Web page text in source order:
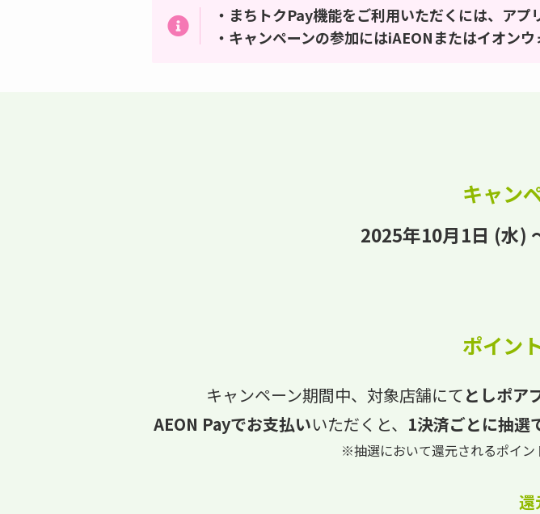
・まちトクPay機能をご利用いただくには、アプ
・キャンペーンの参加にはiAEONまたはイオン
キャン
2025年10月1日 (水)
ポイン
キャンペーン期間中、対象店舗にてとしポア
AEON Payでお支払いいただくと、 1決済ごとに抽選
※抽選において還元されるポイン
還